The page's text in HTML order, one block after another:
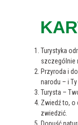
Turystyka
szczególnie
Przyroda i
narodu – i
Turysta –
Zwiedź to, o
zwiedzić.